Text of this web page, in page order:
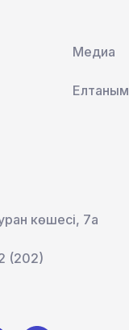
Медиа
Елтаным
көшесі, 7а
(202)